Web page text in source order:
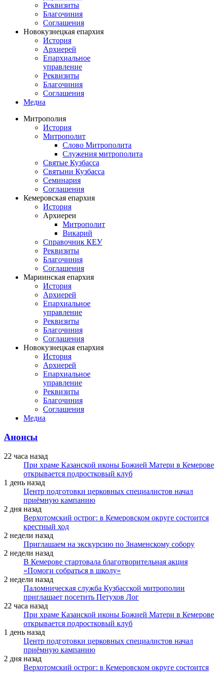
Реквизиты
Благочиния
Соглашения
Новокузнецкая епархия
История
Архиерей
Епархиальное
управление
Реквизиты
Благочиния
Соглашения
Медиа
Митрополия
История
Митрополит
Слово Митрополита
Служения митрополита
Святые Кузбасса
Святыни Кузбасса
Семинария
Соглашения
Кемеровская епархия
История
Архиереи
Митрополит
Викарий
Справочник КЕУ
Реквизиты
Благочиния
Соглашения
Мариинская епархия
История
Архиерей
Епархиальное
управление
Реквизиты
Благочиния
Соглашения
Новокузнецкая епархия
История
Архиерей
Епархиальное
управление
Реквизиты
Благочиния
Соглашения
Медиа
Анонсы
22 часа назад
При храме Казанской иконы Божией Матери в Кемерове
открывается подростковый клуб
1 день назад
Центр подготовки церковных специалистов начал
приёмную кампанию
2 дня назад
Верхотомский острог: в Кемеровском округе состоится
крестный ход
2 недели назад
Приглашаем на экскурсию по Знаменскому собору
2 недели назад
В Кемерове стартовала благотворительная акция
«Помоги собраться в школу»
2 недели назад
Паломническая служба Кузбасской митрополии
приглашает посетить Петухов Лог
22 часа назад
При храме Казанской иконы Божией Матери в Кемерове
открывается подростковый клуб
1 день назад
Центр подготовки церковных специалистов начал
приёмную кампанию
2 дня назад
Верхотомский острог: в Кемеровском округе состоится